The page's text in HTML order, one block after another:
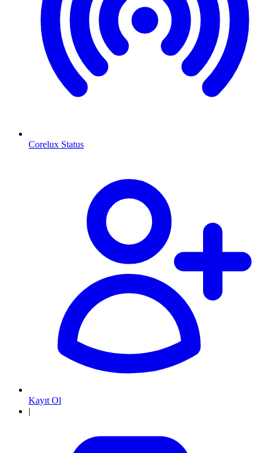
Corelux Status
Kayıt Ol
|